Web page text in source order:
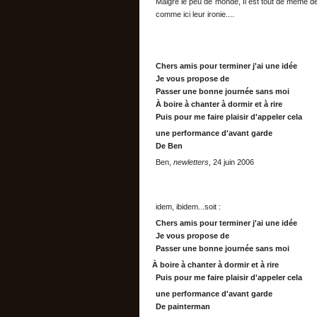
comme ici leur ironie....
Chers amis pour terminer j'ai une idée
Je vous propose de
Passer une bonne journée sans moi
À boire à chanter à dormir et à rire
Puis pour me faire plaisir d'appeler cela
une performance d'avant garde
De Ben
Ben, newletters , 24 juin 2006
idem, ibidem...soit :
Chers amis pour terminer j'ai une idée
Je vous propose de
Passer une bonne journée sans moi
À boire à chanter à dormir et à rire
Puis pour me faire plaisir d'appeler cela
une performance d'avant garde
De painterman